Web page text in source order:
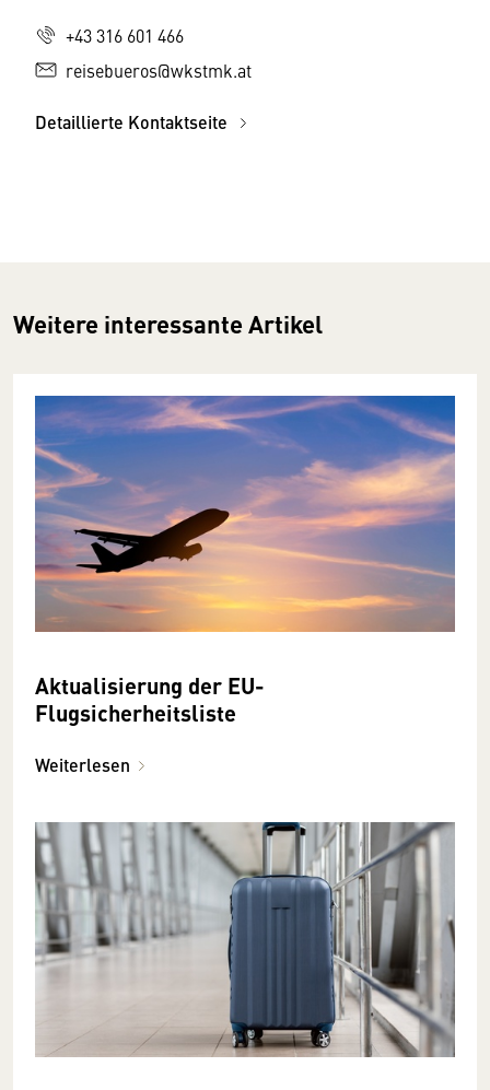
+43 316 601 466
reisebueros@wkstmk.at
Detaillierte Kontaktseite
Weitere interessante Artikel
Aktualisierung der EU-
Flugsicherheitsliste
Weiterlesen